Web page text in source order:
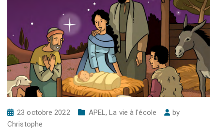
23 octobre 2022 APEL,La vie à l'école
by
Christophe